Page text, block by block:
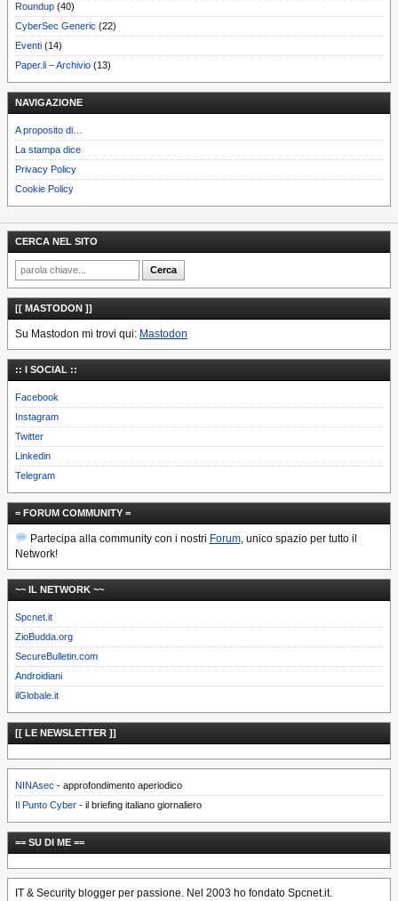
Roundup (40)
CyberSec Generic (22)
Eventi (14)
Paper.li – Archivio (13)
NAVIGAZIONE
A proposito di…
La stampa dice
Privacy Policy
Cookie Policy
CERCA NEL SITO
[[ MASTODON ]]
Su Mastodon mi trovi qui: Mastodon
:: I SOCIAL ::
Facebook
Instagram
Twitter
Linkedin
Telegram
= FORUM COMMUNITY =
Partecipa alla community con i nostri Forum, unico spazio per tutto il
Network!
~~ IL NETWORK ~~
Spcnet.it
ZioBudda.org
SecureBulletin.com
Androidiani
ilGlobale.it
[[ LE NEWSLETTER ]]
NINAsec - approfondimento aperiodico
Il Punto Cyber - il briefing italiano giornaliero
== SU DI ME ==
IT & Security blogger per passione. Nel 2003 ho fondato Spcnet.it.